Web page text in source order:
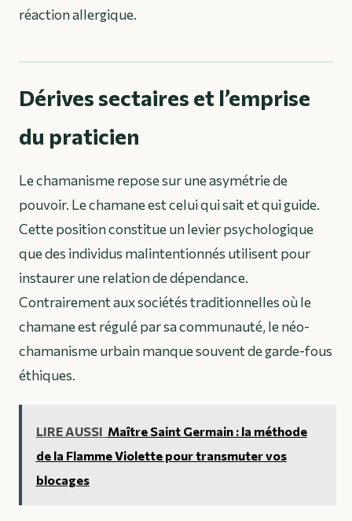
réaction allergique.
Dérives sectaires et l’emprise
du praticien
Le chamanisme repose sur une asymétrie de
pouvoir. Le chamane est celui qui sait et qui guide.
Cette position constitue un levier psychologique
que des individus malintentionnés utilisent pour
instaurer une relation de dépendance.
Contrairement aux sociétés traditionnelles où le
chamane est régulé par sa communauté, le néo-
chamanisme urbain manque souvent de garde-fous
éthiques.
LIRE AUSSI Maître Saint Germain : la méthode
de la Flamme Violette pour transmuter vos
blocages